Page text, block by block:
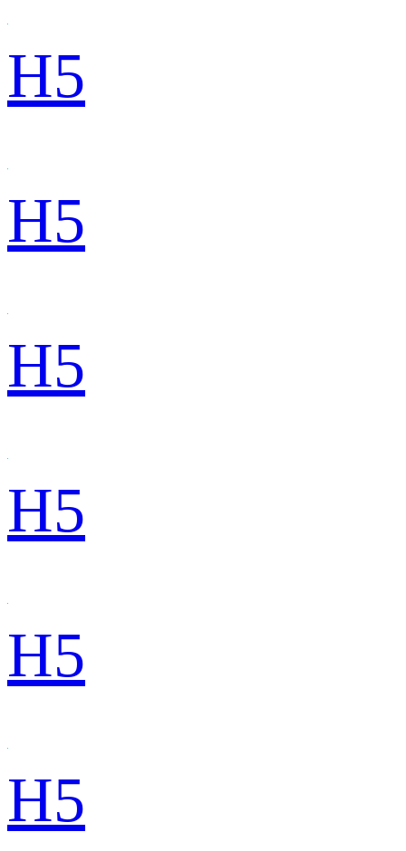
H5
H5
H5
H5
H5
H5